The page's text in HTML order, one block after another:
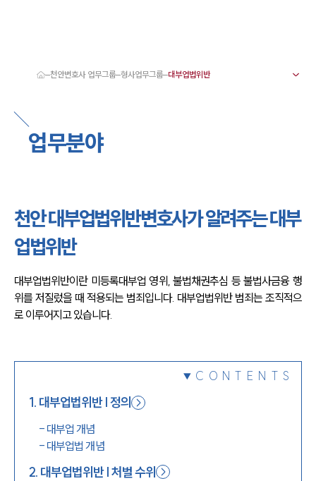
서울·대전·천안변호사
천안형사전문변호사
천안이혼전문변호사
천안학교폭력변호사
천안변호사 주요 업무사례
천안 분사무소 오시는 길
천안변호사상담 상담접수
채용정보
천안변호사 업무그룹 형사업무그룹
업무분야
천안 대부업법위반변호사가 알려주는 대부
업법위반
대부업법위반이란 미등록대부업 영위, 불법채권추심 등 불법사금융 행
위를 저질렀을 때 적용되는 범죄입니다. 대부업법위반 범죄는 조직적으
로 이루어지고 있습니다.
CONTENTS
1. 대부업법위반 | 정의
- 대부업 개념
- 대부업법 개념
2. 대부업법위반 | 처벌 수위